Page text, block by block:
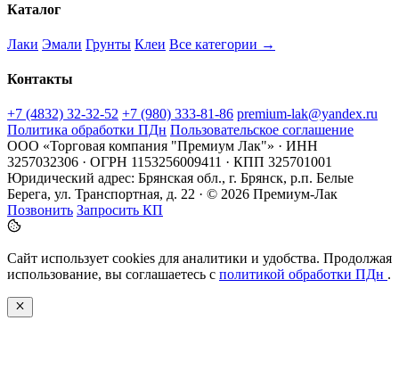
Каталог
Лаки Эмали Грунты Клеи Все категории →
Контакты
+7 (4832) 32-32-52 +7 (980) 333-81-86 premium-lak@yandex.ru
Политика обработки ПДн Пользовательское соглашение
ООО «Торговая компания "Премиум Лак"» · ИНН
3257032306 · ОГРН 1153256009411 · КПП 325701001
Юридический адрес: Брянская обл., г. Брянск, р.п. Белые
Берега, ул. Транспортная, д. 22 · © 2026 Премиум-Лак
Позвонить Запросить КП
Сайт использует cookies для аналитики и удобства. Продолжая
использование, вы соглашаетесь с политикой обработки ПДн .